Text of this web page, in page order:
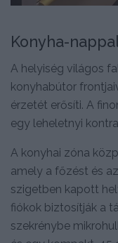
Konyha-
A helyiség világos
konyhabútor
érzetét erősíti. A
egy leheletnyi
A konyhai zóna
amely a főzést és
szigetben kapott
fiókok biztosítják a
szekrénybe